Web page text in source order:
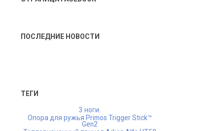
ПОСЛЕДНИЕ НОВОСТИ
ТЕГИ
3 ноги.
Опора для ружья Primos Trigger Stick™
Gen2